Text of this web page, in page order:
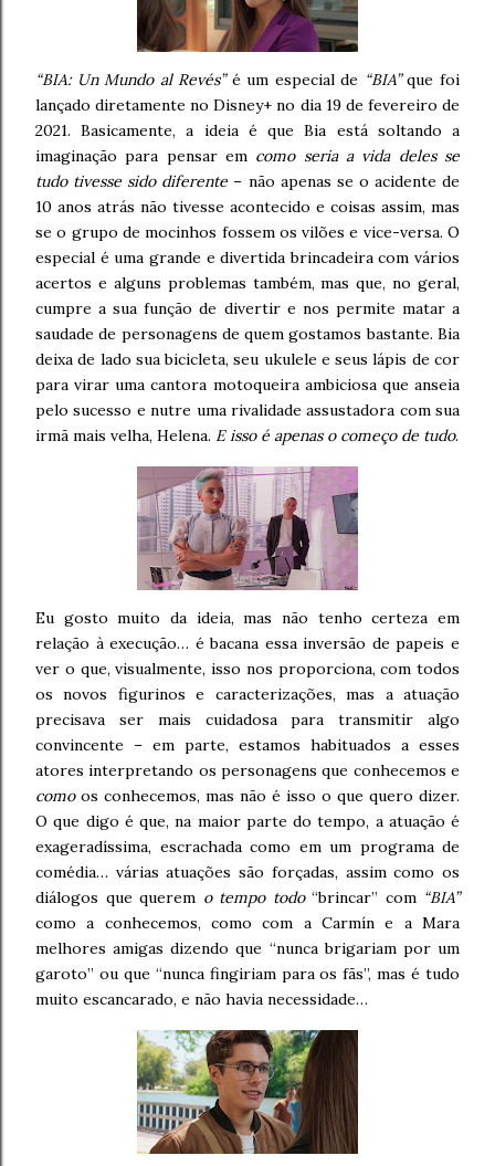
“BIA: Un Mundo al Revés”é um especial de “BIA”que foi
lançado diretamente no Disney+ no dia 19 de fevereiro de
2021. Basicamente, a ideia é que Bia está soltando a
imaginação para pensar em como seria a vida deles se
tudo tivesse sido diferente – não apenas se o acidente de
10 anos atrás não tivesse acontecido e coisas assim, mas
se o grupo de mocinhos fossem os vilões e vice-versa. O
especial é uma grande e divertida brincadeira com vários
acertos e alguns problemas também, mas que, no geral,
cumpre a sua função de divertir e nos permite matar a
saudade de personagens de quem gostamos bastante. Bia
deixa de lado sua bicicleta, seu ukulele e seus lápis de cor
para virar uma cantora motoqueira ambiciosa que anseia
pelo sucesso e nutre uma rivalidade assustadora com sua
irmã mais velha, Helena. E isso é apenas o começo de tudo.
Eu gosto muito da ideia, mas não tenho certeza em
relação à execução… é bacana essa inversão de papeis e
ver o que, visualmente, isso nos proporciona, com todos
os novos figurinos e caracterizações, mas a atuação
precisava ser mais cuidadosa para transmitir algo
convincente – em parte, estamos habituados a esses
atores interpretando os personagens que conhecemos e
comoos conhecemos, mas não é isso o que quero dizer.
O que digo é que, na maior parte do tempo, a atuação é
exageradíssima, escrachada como em um programa de
comédia… várias atuações são forçadas, assim como os
diálogos que querem o tempo todo“brincar” com “BIA”
como a conhecemos, como com a Carmín e a Mara
melhores amigas dizendo que “nunca brigariam por um
garoto” ou que “nunca fingiriam para os fãs”, mas é tudo
muito escancarado, e não havia necessidade…